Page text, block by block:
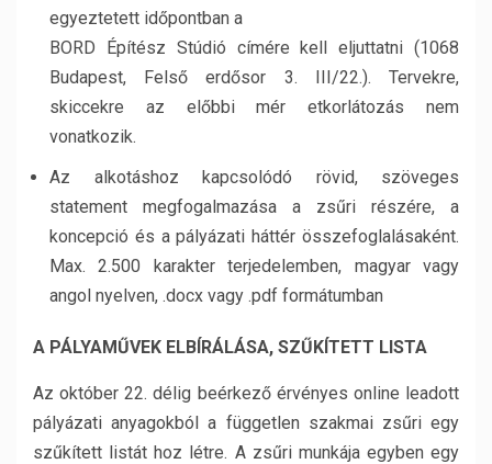
egyeztetett időpontban a
BORD Építész Stúdió címére kell eljuttatni (1068
Budapest, Felső erdősor 3. III/22.). Tervekre,
skiccekre az előbbi mér etkorlátozás nem
vonatkozik.
Az alkotáshoz kapcsolódó rövid, szöveges
statement megfogalmazása a zsűri részére, a
koncepció és a pályázati háttér összefoglalásaként.
Max. 2.500 karakter terjedelemben, magyar vagy
angol nyelven, .docx vagy .pdf formátumban
A PÁLYAMŰVEK ELBÍRÁLÁSA, SZŰKÍTETT LISTA
Az október 22. délig beérkező érvényes online leadott
pályázati anyagokból a független szakmai zsűri egy
szűkített listát hoz létre. A zsűri munkája egyben egy